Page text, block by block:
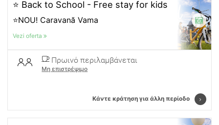
⭐ Back to School - Free stay for kids
⭐NOU! Caravană Vama
Vezi oferta
Πρωινό περιλαμβάνεται
Μη επιστρέψιμο
Κάντε κράτηση για άλλη περίοδο